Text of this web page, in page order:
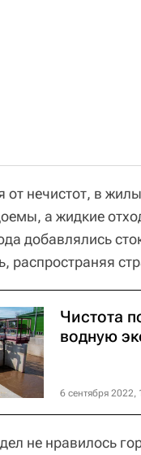
от нечистот, в
а жидкие
добавлялись
распространяя
Чистота
водную
6 сентября 2022,
не нравилось